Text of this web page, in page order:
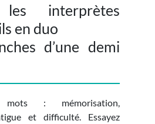
les interprètes
en duo
d’une demi
: mémorisation,
et difficulté. Essayez